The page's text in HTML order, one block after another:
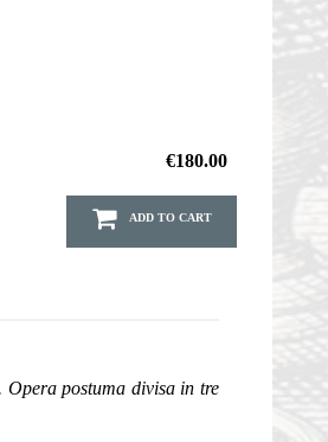
€180.00
ADD TO CART
postuma divisa in tre